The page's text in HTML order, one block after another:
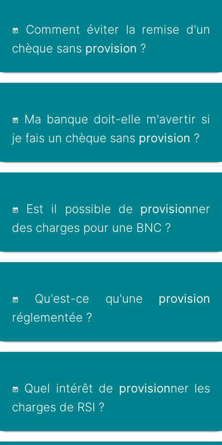
Comment éviter la remise d'un
chèque sans provision ?
Ma banque doit-elle m'avertir si
je fais un chèque sans provision ?
Est il possible de provisionner
des charges pour une BNC ?
Qu'est-ce qu'une provision
réglementée ?
Quel intérêt de provisionner les
charges de RSI ?